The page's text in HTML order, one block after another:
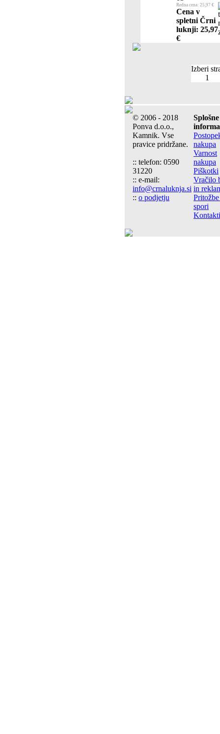
Redna cena: 25,97 €
Cena v
spletni Črni
luknji: 25,97
€
Izberi
1
© 2006 - 2018
Ponva d.o.o.,
Kamnik. Vse
pravice pridržane.
:: telefon: 0590
31220
:: e-mail:
info@crnaluknja.si
:: o podjetju
Splošne
nakupa
Varnost
nakupa
Piškotki
Vračilo
in
spori
Kontakti